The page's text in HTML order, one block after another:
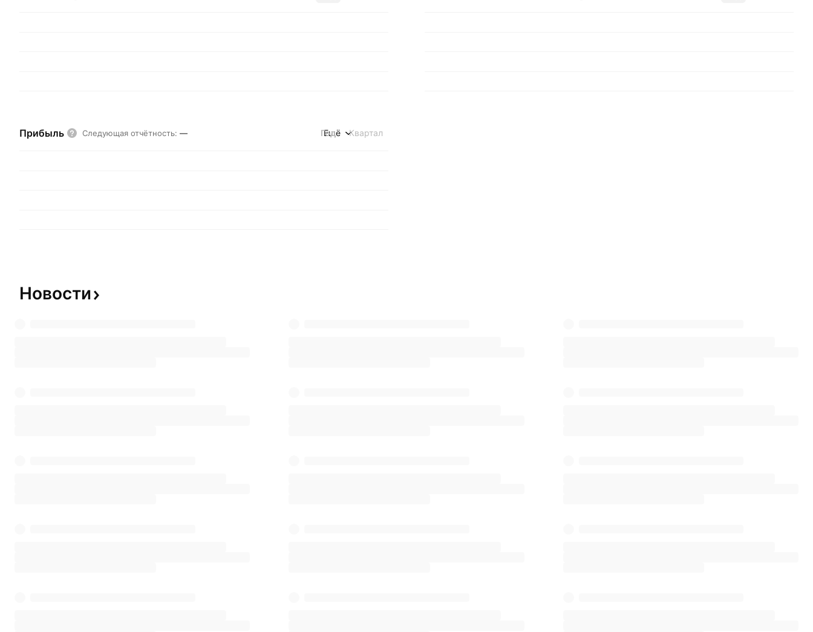
Прибыль Следующая отчётность: — Год Квартал
Ещё
Новости